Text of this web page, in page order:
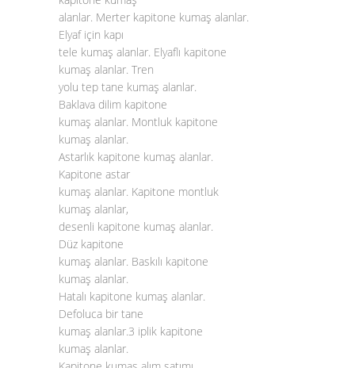
alanlar. Merter kapitone kumaş alanlar.
Elyaf için kapı
tele kumaş alanlar. Elyaflı kapitone
kumaş alanlar. Tren
yolu tep tane kumaş alanlar.
Baklava dilim kapitone
kumaş alanlar. Montluk kapitone
kumaş alanlar.
Astarlık kapitone kumaş alanlar.
Kapitone astar
kumaş alanlar. Kapitone montluk
kumaş alanlar,
desenli kapitone kumaş alanlar.
Düz kapitone
kumaş alanlar. Baskılı kapitone
kumaş alanlar.
Hatalı kapitone kumaş alanlar.
Defoluca bir tane
kumaş alanlar.3 iplik kapitone
kumaş alanlar.